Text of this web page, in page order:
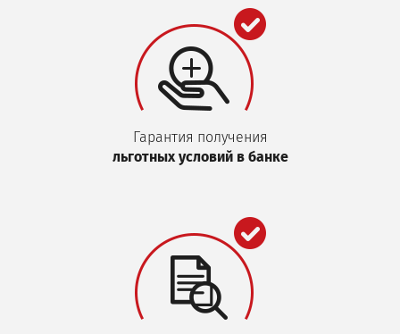
Гарантия получения
льготных условий в банке